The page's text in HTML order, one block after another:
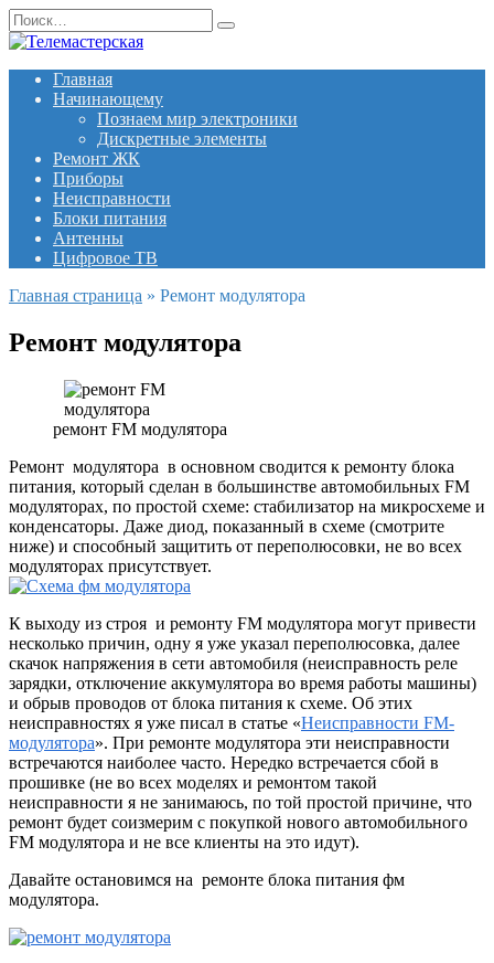
Перейти
к
Search
for:
Главная
Начинающему
Познаем мир электроники
Дискретные элементы
Ремонт ЖК
Приборы
Неисправности
Блоки питания
Антенны
Цифровое ТВ
Главная страница » Ремонт модулятора
Ремонт модулятора
ремонт FM модулятора
Ремонт модулятора в основном сводится к ремонту блока
питания, который сделан в большинстве автомобильных FM
модуляторах, по простой схеме: стабилизатор на микросхеме и
конденсаторы. Даже диод, показанный в схеме (смотрите
ниже) и способный защитить от переполюсовки, не во всех
модуляторах присутствует.
К выходу из строя и ремонту FM модулятора могут привести
несколько причин, одну я уже указал переполюсовка, далее
скачок напряжения в сети автомобиля (неисправность реле
зарядки, отключение аккумулятора во время работы машины)
и обрыв проводов от блока питания к схеме. Об этих
неисправностях я уже писал в статье «Неисправности FM-
модулятора». При ремонте модулятора эти неисправности
встречаются наиболее часто. Нередко встречается сбой в
прошивке (не во всех моделях и ремонтом такой
неисправности я не занимаюсь, по той простой причине, что
ремонт будет соизмерим с покупкой нового автомобильного
FM модулятора и не все клиенты на это идут).
Давайте остановимся на ремонте блока питания фм
модулятора.